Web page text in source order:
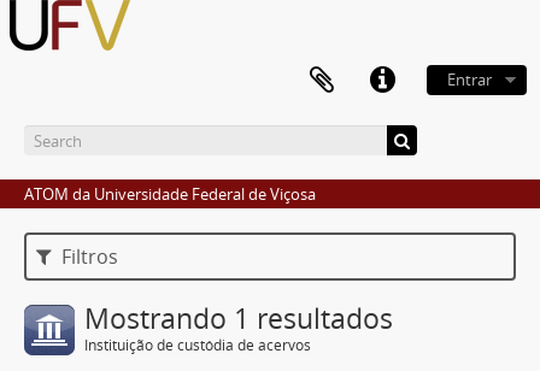
Entrar
ATOM da Universidade Federal de Viçosa
Filtros
Mostrando 1 resultados
Instituição de custódia de acervos